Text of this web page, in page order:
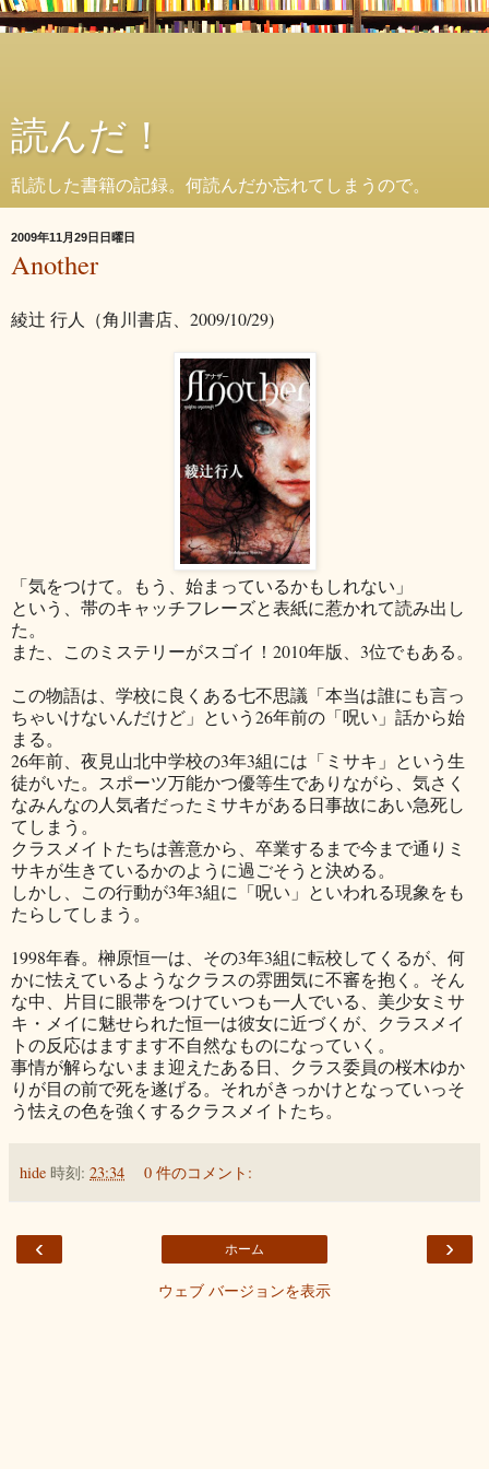
読んだ！
乱読した書籍の記録。何読んだか忘れてしまうので。
2009年11月29日日曜日
Another
綾辻 行人（角川書店、2009/10/29)
「気をつけて。もう、始まっているかもしれない」
という、帯のキャッチフレーズと表紙に惹かれて読み出し
た。
また、このミステリーがスゴイ！2010年版、3位でもある。
この物語は、学校に良くある七不思議「本当は誰にも言っ
ちゃいけないんだけど」という26年前の「呪い」話から始
まる。
26年前、夜見山北中学校の3年3組には「ミサキ」という生
徒がいた。スポーツ万能かつ優等生でありながら、気さく
なみんなの人気者だったミサキがある日事故にあい急死し
てしまう。
クラスメイトたちは善意から、卒業するまで今まで通りミ
サキが生きているかのように過ごそうと決める。
しかし、この行動が3年3組に「呪い」といわれる現象をも
たらしてしまう。
1998年春。榊原恒一は、その3年3組に転校してくるが、何
かに怯えているようなクラスの雰囲気に不審を抱く。そん
な中、片目に眼帯をつけていつも一人でいる、美少女ミサ
キ・メイに魅せられた恒一は彼女に近づくが、クラスメイ
トの反応はますます不自然なものになっていく。
事情が解らないまま迎えたある日、クラス委員の桜木ゆか
りが目の前で死を遂げる。それがきっかけとなっていっそ
う怯えの色を強くするクラスメイトたち。
hide 時刻: 23:34 0 件のコメント:
‹ ›
ホーム
ウェブ バージョンを表示